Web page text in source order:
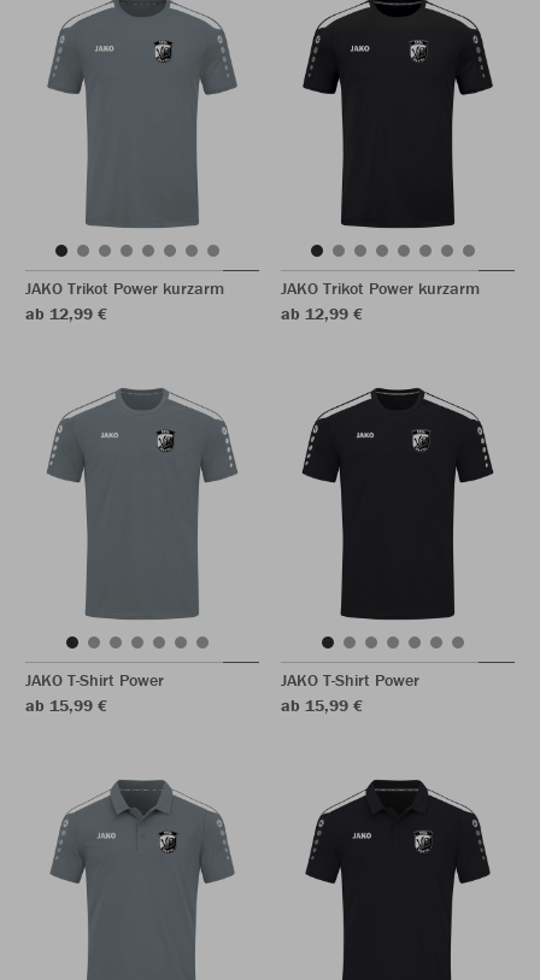
JAKO Trikot Power kurzarm
ab 12,99 €
JAKO Trikot Power kurzarm
ab 12,99 €
JAKO T-Shirt Power
ab 15,99 €
JAKO T-Shirt Power
ab 15,99 €